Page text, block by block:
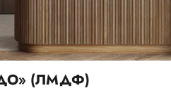
(ЛМДФ)